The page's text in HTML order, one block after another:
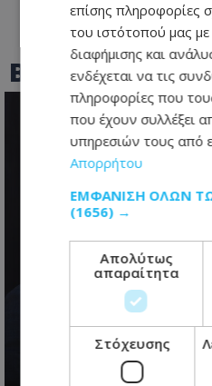
BEST OF
Κυπριακό: Τα
κρίνουν τις
διαφωνίες πριν
συνάντηση
07.08.2026 - 17:41
επίσης πληροφορίες
του ιστότοπού μας
διαφήμισης και
ενδέχεται να τις
πληροφορίες που
που έχουν συλλέξει
υπηρεσιών τους από
Απορρήτου
ΕΜΦΆΝΙΣΗ ΌΛΩΝ
(1656) →
Απολύτως
απαραίτητα
Στόχευσης